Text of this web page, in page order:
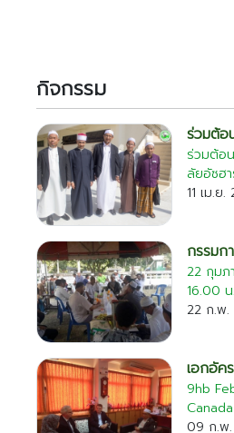
พระนครศรีอยุธยา
กิจกรรม
ร่วมต้อ
ทยาลัย
ร่วมต้อ
ลัยอัซฮ
11 เม.ย.
กรรมก
กำลังใ
ดวิทยา
22 กุมภ
16.00
กรรมกา
ศูนย์ทน
ทนายคว
ใจครอบ
อีกทั้งยั
22 ก.พ.
เอกอัค
ประจำป
ประธานฯ
9hb Feb
telah
09 ก.พ